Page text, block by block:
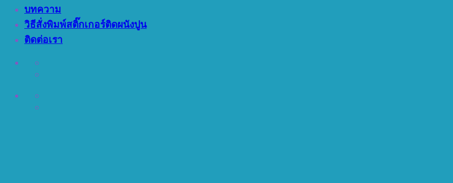
บทความ
วิธีสั่งพิมพ์สติ๊กเกอร์ติดผนังปูน
ติดต่อเรา